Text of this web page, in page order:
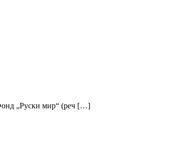
Фонд „Руски мир“ (реч […]